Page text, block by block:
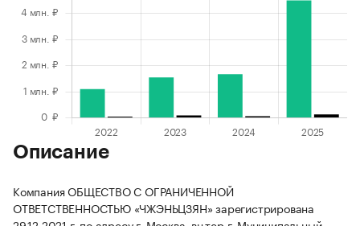
Описание
Компания ОБЩЕСТВО С ОГРАНИЧЕННОЙ
ОТВЕТСТВЕННОСТЬЮ «ЧЖЭНЬЦЗЯН» зарегистрирована